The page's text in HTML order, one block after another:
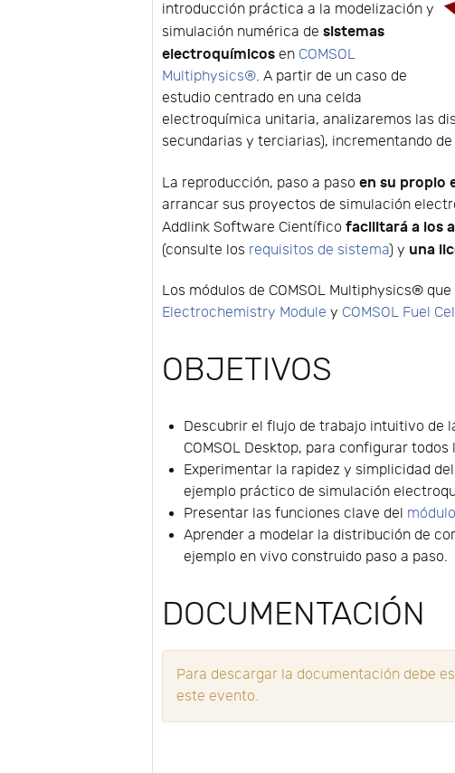
introducción práctica a la modelización y
simulación numérica desistemas
electroquímicos en COMSOL
Multiphysics®. A partir de un caso de
estudio centrado en una celda
electroquímica unitaria, analizaremos las
secundarias y terciarias), incrementando
La reproducción, paso a pasoen su propio
arrancar sus proyectos de simulación
Addlink Software Científicofacilitará a los
(consulte los requisitos de sistema) y una
Los módulos de COMSOL Multiphysics®
Electrochemistry Module y COMSOL Fuel
OBJETIVOS
Descubrir el flujo de trabajo intuitivo de
COMSOL Desktop, para configurar
Experimentar la rapidez y simplicidad
ejemplo práctico de simulación
Presentar las funciones clave del
Aprender a modelar la distribución de
ejemplo en vivo construido paso a paso.
DOCUMENTACIÓN
Para descargar la documentación debe
este evento.